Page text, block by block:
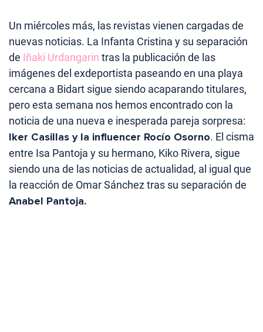
Un miércoles más, las revistas vienen cargadas de
nuevas noticias. La Infanta Cristina y su separación
de Iñaki Urdangarin tras la publicación de las
imágenes del exdeportista paseando en una playa
cercana a Bidart sigue siendo acaparando titulares,
pero esta semana nos hemos encontrado con la
noticia de una nueva e inesperada pareja sorpresa:
Iker Casillas y la influencer Rocío Osorno. El cisma
entre Isa Pantoja y su hermano, Kiko Rivera, sigue
siendo una de las noticias de actualidad, al igual que
la reacción de Omar Sánchez tras su separación de
Anabel Pantoja.